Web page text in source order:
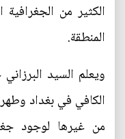
الكثير من الجغرافية
المنطقة.
ويعلم السيد
الكافي في بغداد
من غيرها لوجود